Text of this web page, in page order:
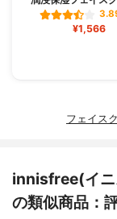
¥1,566
フェイス
innisfree(イニ
の類似商品：